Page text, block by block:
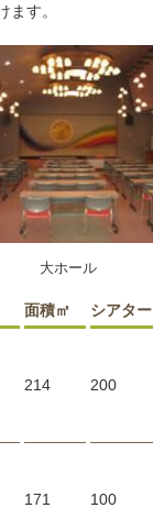
ます。
大ホール
面積㎡ シアター
214 200
171 100